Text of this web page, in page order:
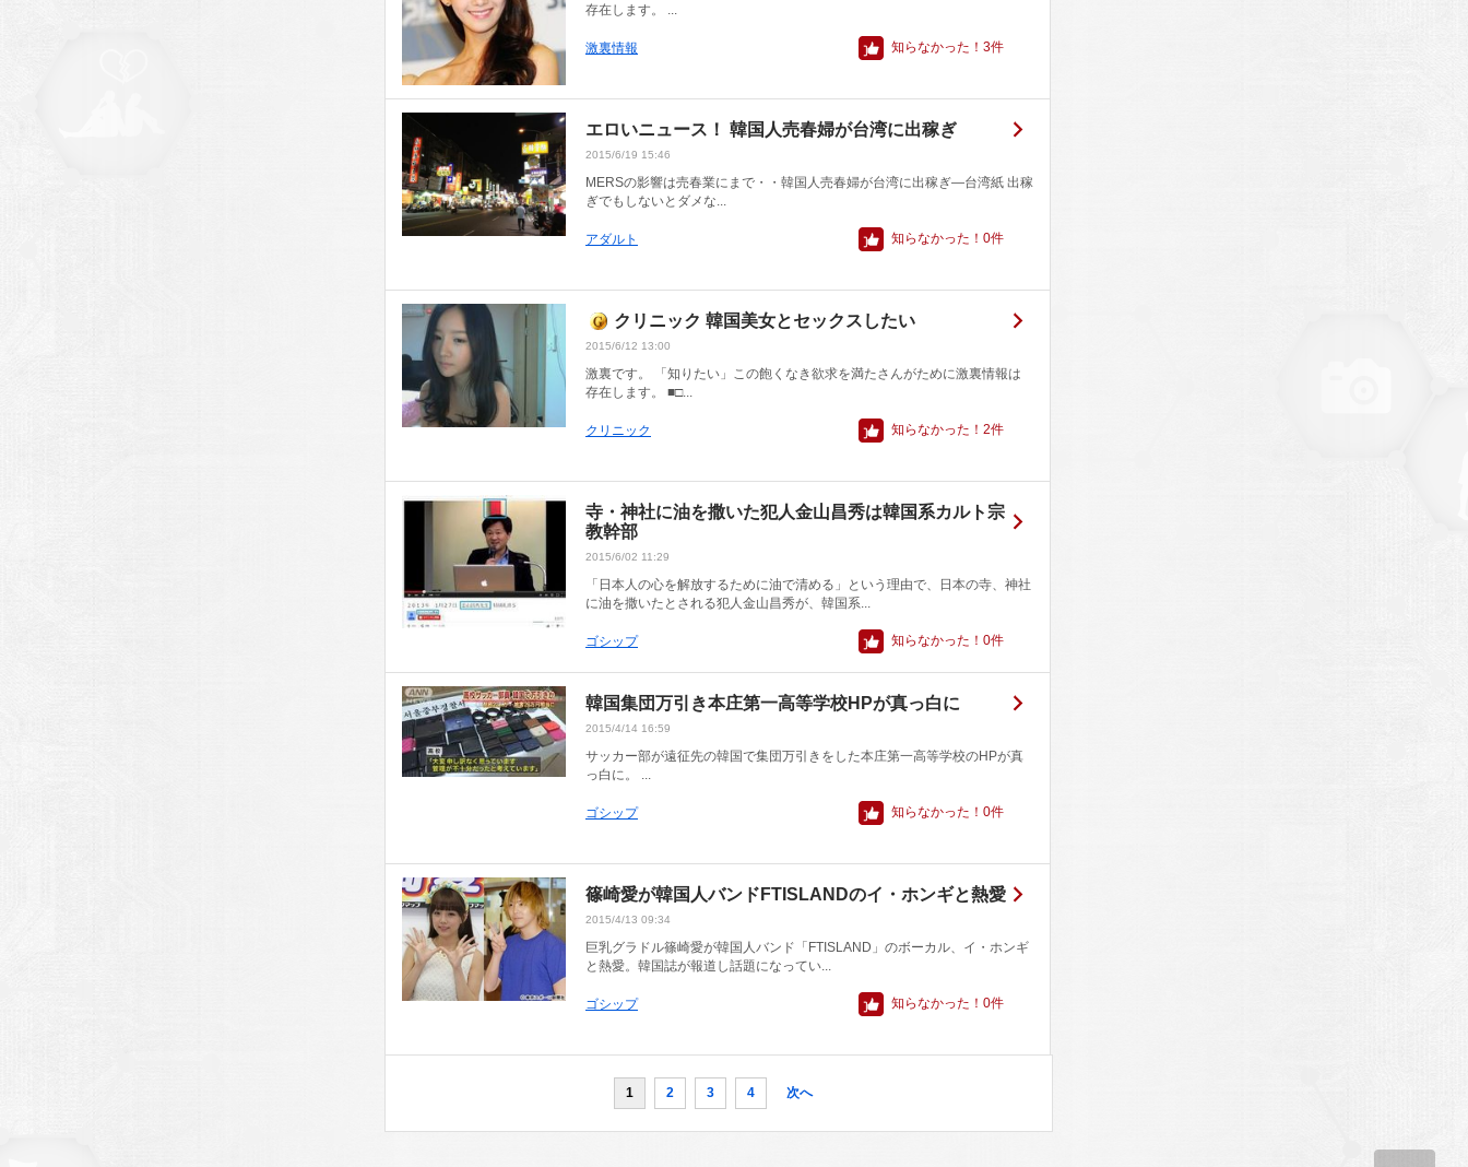
存在します。 ...
激裏情報 知らなかった！ 3件
エロいニュース！ 韓国人売春婦が台湾に出稼ぎ
2015/6/19 15:46
MERSの影響は売春業にまで・・韓国人売春婦が台湾に出稼ぎ―台湾紙 出稼
ぎでもしないとダメな...
アダルト 知らなかった！ 0件
クリニック 韓国美女とセックスしたい
2015/6/12 13:00
激裏です。 「知りたい」この飽くなき欲求を満たさんがために激裏情報は
存在します。 ■□...
クリニック 知らなかった！ 2件
寺・神社に油を撒いた犯人金山昌秀は韓国系カルト宗
教幹部
2015/6/02 11:29
「日本人の心を解放するために油で清める」という理由で、日本の寺、神社
に油を撒いたとされる犯人金山昌秀が、韓国系...
ゴシップ 知らなかった！ 0件
韓国集団万引き本庄第一高等学校HPが真っ白に
2015/4/14 16:59
サッカー部が遠征先の韓国で集団万引きをした本庄第一高等学校のHPが真
っ白に。 ...
ゴシップ 知らなかった！ 0件
篠崎愛が韓国人バンドFTISLANDのイ・ホンギと熱愛
2015/4/13 09:34
巨乳グラドル篠崎愛が韓国人バンド「FTISLAND」のボーカル、イ・ホンギ
と熱愛。韓国誌が報道し話題になってい...
ゴシップ 知らなかった！ 0件
1 2 3 4 次へ